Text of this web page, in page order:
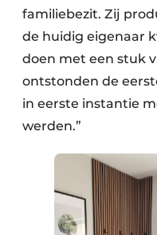
familiebezit. Zij
de huidig eigenaar
doen met een stuk
ontstonden de
in eerste instantie
werden.”